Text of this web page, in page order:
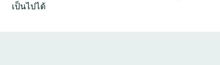
เป็นไปได้